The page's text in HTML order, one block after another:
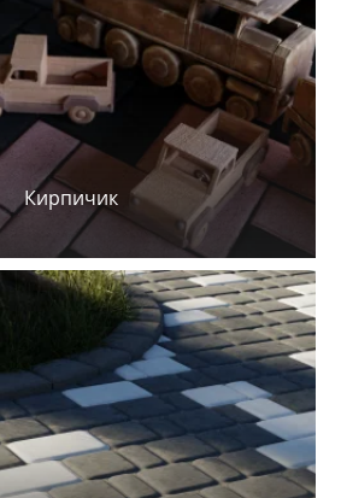
Кирпичик